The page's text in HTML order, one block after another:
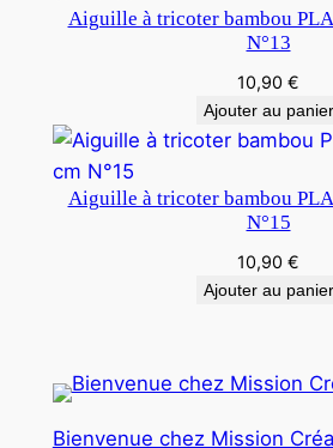
Aiguille à tricoter bambou
N°13
10,90 €
Ajouter au panier
Aiguille à tricoter bambou
N°15
10,90 €
Ajouter au panier
Bienvenue chez Mission